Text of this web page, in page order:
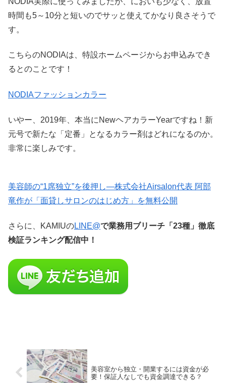
時間も5～10分と短いのでサッと使えてかなり良さそうで
す。
こちらのNODIAは、 特設ホームページからお申込みでき
るとのことです！
NODIAファッションカラー
いやー、2019年、本当にNewヘアカラーYearですね！新
元号で新たな「定番」となるカラー剤はどれになるのか。
非常に楽しみです。
美容師の“1席独立”を後押し—株式会社Airsalon代表 阿部
竜作が「面貸しサロンのはじめ方」を無料公開
さらに、KAMIUのLINE@で業務用ブリーチ「23種」徹底
検証ランキング配信中！
美容室から独立・開業するには資金が必
要！保証人なしでも資金調達できる？